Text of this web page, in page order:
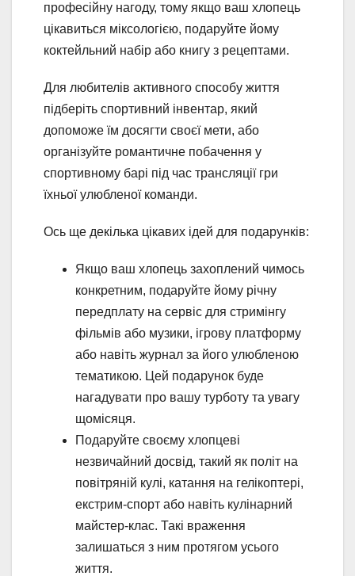
професійну нагоду, тому якщо ваш хлопець
цікавиться міксологією, подаруйте йому
коктейльний набір або книгу з рецептами.
Для любителів активного способу життя
підберіть спортивний інвентар, який
допоможе їм досягти своєї мети, або
організуйте романтичне побачення у
спортивному барі під час трансляції гри
їхньої улюбленої команди.
Ось ще декілька цікавих ідей для подарунків:
Якщо ваш хлопець захоплений чимось
конкретним, подаруйте йому річну
передплату на сервіс для стримінгу
фільмів або музики, ігрову платформу
або навіть журнал за його улюбленою
тематикою. Цей подарунок буде
нагадувати про вашу турботу та увагу
щомісяця.
Подаруйте своєму хлопцеві
незвичайний досвід, такий як політ на
повітряній кулі, катання на гелікоптері,
екстрим-спорт або навіть кулінарний
майстер-клас. Такі враження
залишаться з ним протягом усього
життя.